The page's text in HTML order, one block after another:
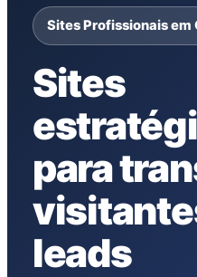
Sites Profissionais em
Sites
para
leads